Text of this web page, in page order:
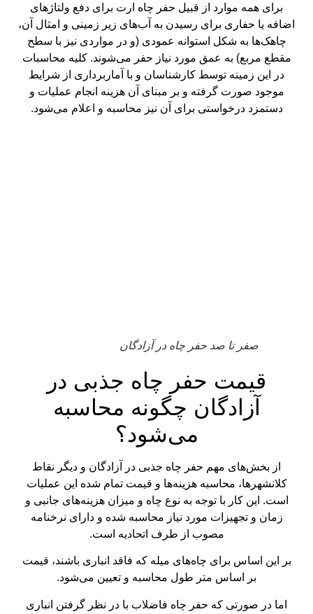
برای همه موارد از قبیل حفر چاه ارت برای دفع ولتاژهای
اضافه یا حفاری برای رسیدن به آب‌های زیر زمینی و امثال آن،
چاهک‌ها به شکل استوانه عمودی (و در مواردی نیز با سطح
مقطع مربع) به عمق مورد نیاز حفر می‌شوند. کلیه محاسبات
در این زمینه توسط کارشناسان و با آماربرداری از شرایط
موجود صورت گرفته و بر مبنای آن هزینه انجام عملیات و
دستمزد درخواستی برای آن نیز محاسبه و اعلام می‌شود.
صفر تا صد حفر چاه در آزادگان
قیمت حفر چاه جذبی در
آزادگان چگونه محاسبه
می‌شود؟
از بخش‌های مهم حفر چاه جذبی در آزادگان و دیگر نقاط
کلانشهرها، محاسبه هزینه‌ها و قیمت تمام شده این عملیات
است. این کار با توجه به نوع چاه و میزان هزینه‌های جانبی و
زمان و تجهیزات مورد نیاز محاسبه شده و دارای نرخنامه
مصوب از طرف اتحادیه است.
بر این اساس برای چاه‌های میله که فاقد انباری باشند، قیمت
بر اساس متر طول محاسبه و تعیین می‌شود.
اما در صورتی که حفر چاه فاضلاب با در نظر گرفتن انباری